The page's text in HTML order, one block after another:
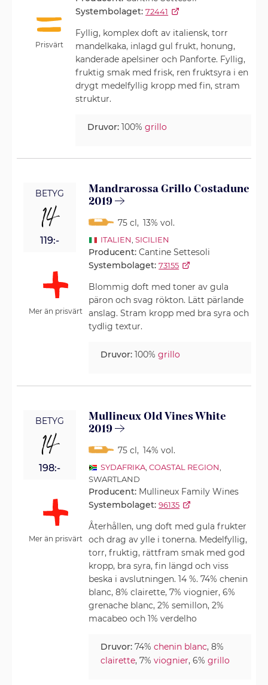
Prisvärt
Systembolaget: 72441
Fyllig, komplex doft av italiensk, torr
mandelkaka, inlagd gul frukt, honung,
kanderade apelsiner och Panforte. Fyllig,
fruktig smak med frisk, ren fruktsyra i en
drygt medelfyllig kropp med fin, stram
struktur.
Druvor: 100%grillo
BETYG
14
119:-
Mer än prisvärt
Mandrarossa Grillo Costadune
2019
75 cl, 13% vol.
ITALIEN SICILIEN
Producent:Cantine Settesoli
Systembolaget: 73155
Blommig doft med toner av gula
päron och svag rökton. Lätt pärlande
anslag. Stram kropp med bra syra och
tydlig textur.
Druvor: 100%grillo
BETYG
14
198:-
Mer än prisvärt
Mullineux Old Vines White
2019
75 cl, 14% vol.
SYDAFRIKA, COASTAL REGION
SWARTLAND
Producent: Mullineux Family Wines
Systembolaget: 96135
Återhållen, ung doft med gula frukter
och drag av ylle i tonerna. Medelfyllig,
torr, fruktig, rättfram smak med god
kropp, bra syra, fin längd och viss
beska i avslutningen. 14 %. 74% chenin
blanc, 8% clairette, 7% viognier, 6%
grenache blanc, 2% semillon, 2%
macabeo och 1% verdelho
Druvor: 74%chenin blanc, 8%
clairette, 7%viognier, 6%grillo